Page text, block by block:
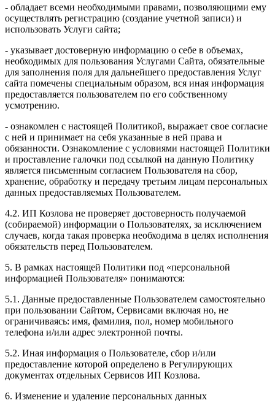
- обладает всеми необходимыми правами, позволяющими ему
осуществлять регистрацию (создание учетной записи) и
использовать Услуги сайта;
- указывает достоверную информацию о себе в объемах,
необходимых для пользования Услугами Сайта, обязательные
для заполнения поля для дальнейшего предоставления Услуг
сайта помечены специальным образом, вся иная информация
предоставляется пользователем по его собственному
усмотрению.
- ознакомлен с настоящей Политикой, выражает свое согласие
с ней и принимает на себя указанные в ней права и
обязанности. Ознакомление с условиями настоящей Политики
и проставление галочки под ссылкой на данную Политику
является письменным согласием Пользователя на сбор,
хранение, обработку и передачу третьим лицам персональных
данных предоставляемых Пользователем.
4.2. ИП Козлова не проверяет достоверность получаемой
(собираемой) информации о Пользователях, за исключением
случаев, когда такая проверка необходима в целях исполнения
обязательств перед Пользователем.
5. В рамках настоящей Политики под «персональной
информацией Пользователя» понимаются:
5.1. Данные предоставленные Пользователем самостоятельно
при пользовании Сайтом, Сервисами включая но, не
ограничиваясь: имя, фамилия, пол, номер мобильного
телефона и/или адрес электронной почты.
5.2. Иная информация о Пользователе, сбор и/или
предоставление которой определено в Регулирующих
документах отдельных Сервисов ИП Козлова.
6. Изменение и удаление персональных данных